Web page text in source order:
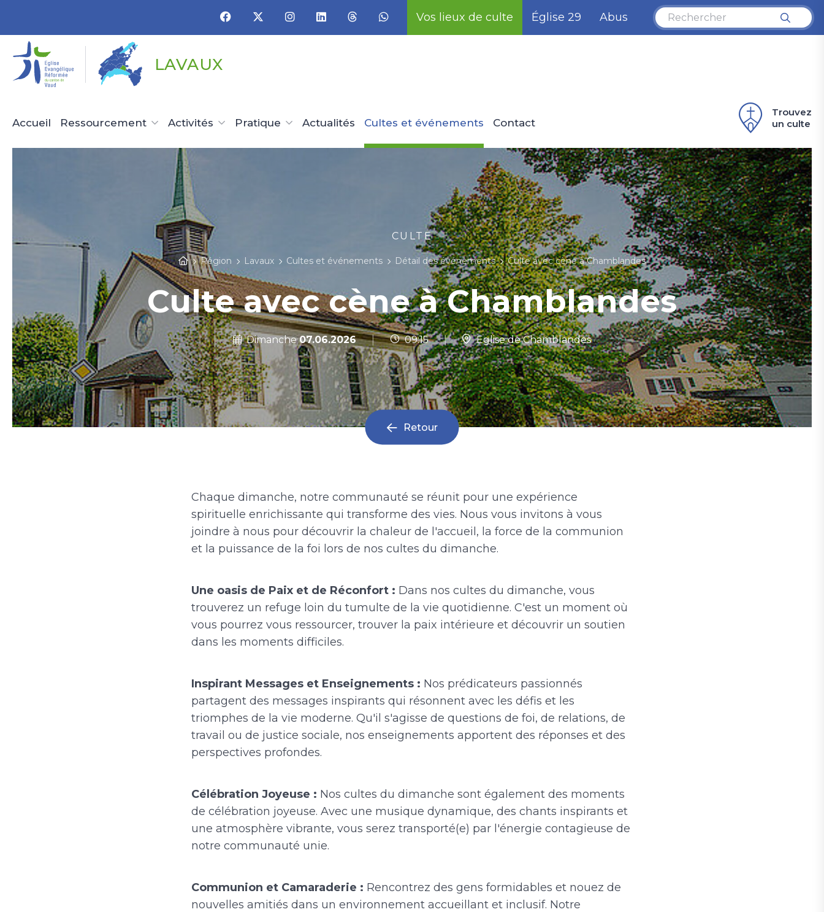
Vos lieux de culte Église 29 Abus
LAVAUX
Accueil Ressourcement Activités Pratique Actualités Cultes et événements Contact
Trouvez
un culte
CULTE
Région Lavaux Cultes et événements Détail des événements Culte avec cène à Chamblandes
Culte avec cène à Chamblandes
Dimanche07.06.2026 | 09:15 | Eglise de Chamblandes
Retour
Chaque dimanche, notre communauté se réunit pour une expérience
spirituelle enrichissante qui transforme des vies. Nous vous invitons à vous
joindre à nous pour découvrir la chaleur de l'accueil, la force de la communion
et la puissance de la foi lors de nos cultes du dimanche.
Une oasis de Paix et de Réconfort : Dans nos cultes du dimanche, vous
trouverez un refuge loin du tumulte de la vie quotidienne. C'est un moment où
vous pourrez vous ressourcer, trouver la paix intérieure et découvrir un soutien
dans les moments difficiles.
Inspirant Messages et Enseignements : Nos prédicateurs passionnés
partagent des messages inspirants qui résonnent avec les défis et les
triomphes de la vie moderne. Qu'il s'agisse de questions de foi, de relations, de
travail ou de justice sociale, nos enseignements apportent des réponses et des
perspectives profondes.
Célébration Joyeuse : Nos cultes du dimanche sont également des moments
de célébration joyeuse. Avec une musique dynamique, des chants inspirants et
une atmosphère vibrante, vous serez transporté(e) par l'énergie contagieuse de
notre communauté unie.
Communion et Camaraderie : Rencontrez des gens formidables et nouez de
nouvelles amitiés dans un environnement accueillant et inclusif. Notre